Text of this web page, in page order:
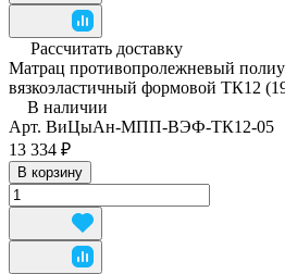
Рассчитать доставку
Матрац противопролежневый
вязкоэластичный формовой ТК12
В наличии
Арт. ВиЦыАн-МПП-ВЭФ-ТК12-05
13 334 ₽
В корзину